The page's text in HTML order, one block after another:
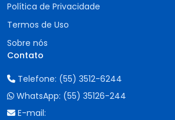
Política de Privacidade
Termos de Uso
Sobre nós
Contato
Telefone: (55) 3512-6244
WhatsApp: (55) 35126-244
E-mail: